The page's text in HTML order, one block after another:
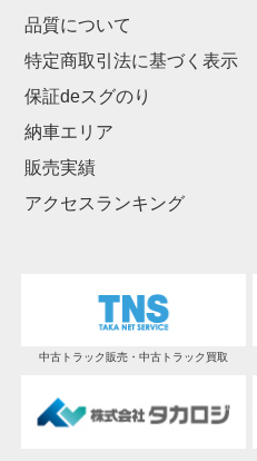
品質について
特定商取引法に基づく表示
保証deスグのり
納車エリア
販売実績
アクセスランキング
中古トラック販売・中古トラック買取